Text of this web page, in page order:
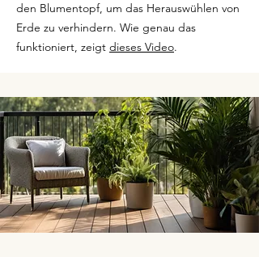
den Blumentopf, um das Herauswühlen von
Erde zu verhindern. Wie genau das
funktioniert, zeigt dieses Video.